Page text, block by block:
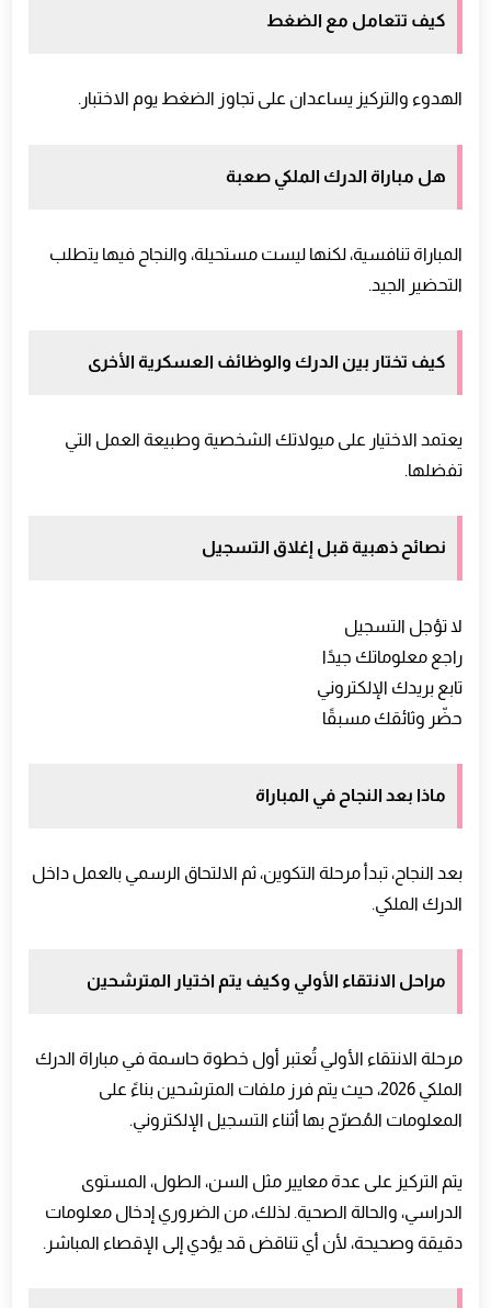
كيف تتعامل مع الضغط
الهدوء والتركيز يساعدان على تجاوز الضغط يوم الاختبار.
هل مباراة الدرك الملكي صعبة
المباراة تنافسية، لكنها ليست مستحيلة، والنجاح فيها يتطلب
التحضير الجيد.
كيف تختار بين الدرك والوظائف العسكرية الأخرى
يعتمد الاختيار على ميولاتك الشخصية وطبيعة العمل التي
تفضلها.
نصائح ذهبية قبل إغلاق التسجيل
لا تؤجل التسجيل
راجع معلوماتك جيدًا
تابع بريدك الإلكتروني
حضّر وثائقك مسبقًا
ماذا بعد النجاح في المباراة
بعد النجاح، تبدأ مرحلة التكوين، ثم الالتحاق الرسمي بالعمل داخل
الدرك الملكي.
مراحل الانتقاء الأولي وكيف يتم اختيار المترشحين
مرحلة الانتقاء الأولي تُعتبر أول خطوة حاسمة في مباراة الدرك
الملكي 2026، حيث يتم فرز ملفات المترشحين بناءً على
المعلومات المُصرّح بها أثناء التسجيل الإلكتروني.
يتم التركيز على عدة معايير مثل السن، الطول، المستوى
الدراسي، والحالة الصحية. لذلك، من الضروري إدخال معلومات
دقيقة وصحيحة، لأن أي تناقض قد يؤدي إلى الإقصاء المباشر.